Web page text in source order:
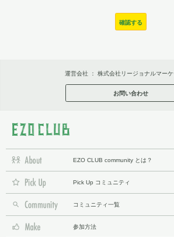
確認する
運営会社 ： 株式会社リージョナルマー
お問い合わせ
EZO CLUB community とは？
Pick Up コミュニティ
コミュニティ一覧
参加方法